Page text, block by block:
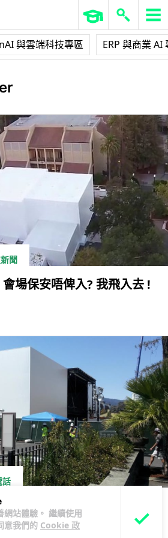
與雲端科技專區 ERP 與商業 AI
站體驗。 繼續使用
意我們的 Cookie 政
聞
場保安唔俾入? 我飛入去 !
話
Apple iPhone 6 發佈會場 ?